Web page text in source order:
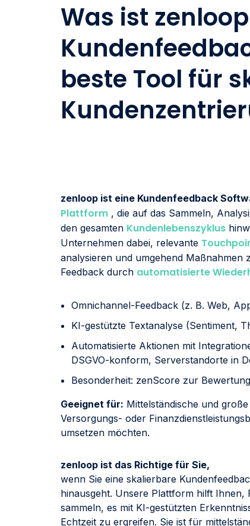
Was ist
beste Tool für
zenloop ist eine Kundenfeedback
Plattform , die auf das Sammeln,
den gesamten Kundenlebenszyklus
Unternehmen dabei, relevante
analysieren und umgehend Maßnahmen
Feedback durch automatisierte
Omnichannel-Feedback (z. B. Web,
KI-gestützte Textanalyse (Sentiment,
Automatisierte Aktionen mit
DSGVO-konform, Serverstandorte in
Besonderheit: zenScore zur
Geeignet für: Mittelständische und
Versorgungs- oder
umsetzen möchten.
zenloop ist das Richtige für Sie,
wenn Sie eine skalierbare
hinausgeht. Unsere Plattform hilft
sammeln, es mit KI-gestützten
Echtzeit zu ergreifen. Sie ist für